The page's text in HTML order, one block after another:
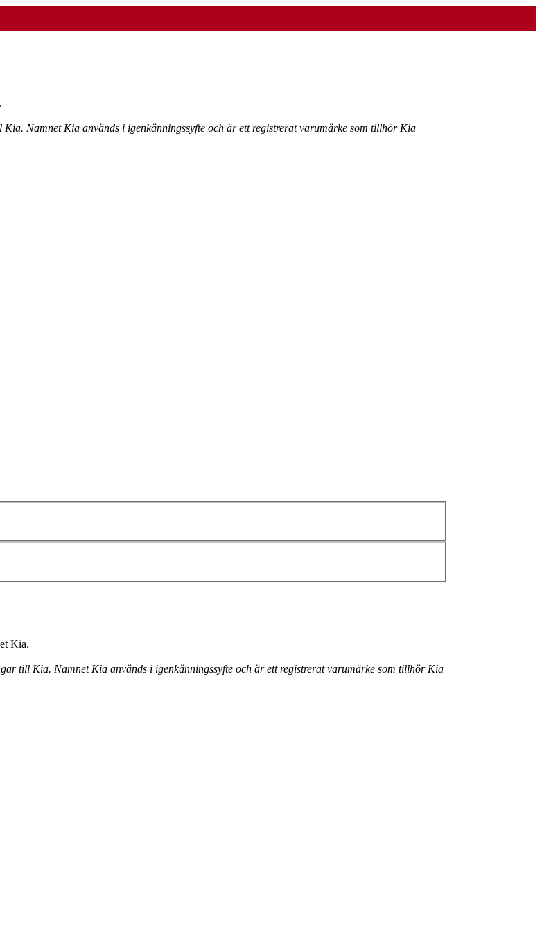
Namnet Kia används i igenkänningssyfte och är ett registrerat varumärke som tillhör Kia
Kia.
till Kia. Namnet Kia används i igenkänningssyfte och är ett registrerat varumärke som tillhör Kia